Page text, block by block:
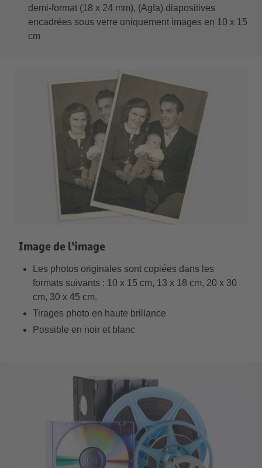
demi-format (18 x 24 mm), (Agfa) diapositives
encadrées sous verre uniquement images en 10 x 15
cm
Image de l'image
Les photos originales sont copiées dans les
formats suivants : 10 x 15 cm, 13 x 18 cm, 20 x 30
cm, 30 x 45 cm.
Tirages photo en haute brillance
Possible en noir et blanc